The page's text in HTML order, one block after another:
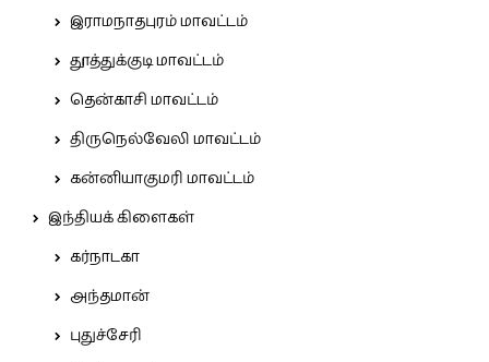
இராமநாதபுரம் மாவட்டம்
தூத்துக்குடி மாவட்டம்
தென்காசி மாவட்டம்
திருநெல்வேலி மாவட்டம்
கன்னியாகுமரி மாவட்டம்
இந்தியக் கிளைகள்
கர்நாடகா
அந்தமான்
புதுச்சேரி